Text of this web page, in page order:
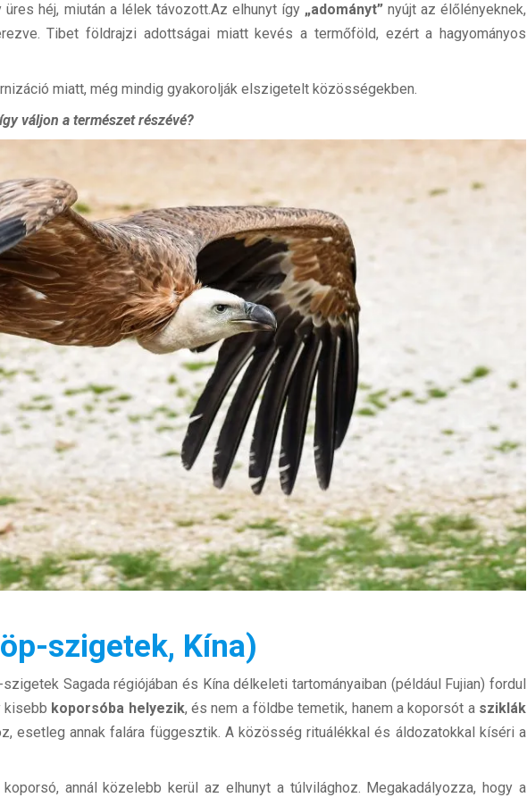
héj, miután a lélek távozott.Az elhunyt így „adományt”nyújt az élőlényeknek,
Tibet földrajzi adottságai miatt kevés a termőföld, ezért a hagyományos
miatt, még mindig gyakorolják elszigetelt közösségekben.
váljon a természet részévé?
szigetek, Kína)
Sagada régiójában és Kína délkeleti tartományaiban (például Fujian) fordul
kisebb koporsóba helyezik, és nem a földbe temetik, hanem a koporsót a sziklák
esetleg annak falára függesztik. A közösség rituálékkal és áldozatokkal kíséri a
annál közelebb kerül az elhunyt a túlvilághoz. Megakadályozza, hogy a